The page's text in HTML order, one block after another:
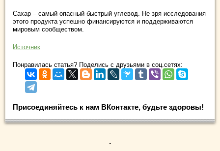
Сахар – самый опасный быстрый углевод. Не зря исследования
этого продукта успешно финансируются и поддерживаются
мировым сообществом.
Источник
Понравилась статья? Поделись с друзьями в соц.сетях:
Присоединяйтесь к нам ВКонтакте, будьте здоровы!
.